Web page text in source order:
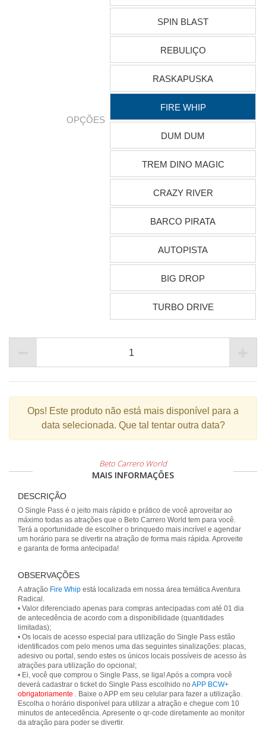
OPÇÕES
SPIN BLAST
REBULIÇO
RASKAPUSKA
FIRE WHIP
DUM DUM
TREM DINO MAGIC
CRAZY RIVER
BARCO PIRATA
AUTOPISTA
BIG DROP
TURBO DRIVE
Ops! Este produto não está mais disponível para a
data selecionada. Que tal tentar outra data?
Beto Carrero World
MAIS INFORMAÇÕES
DESCRIÇÃO
O Single Pass é o jeito mais rápido e prático de você aproveitar ao
máximo todas as atrações que o Beto Carrero World tem para você.
Terá a oportunidade de escolher o brinquedo mais incrível e agendar
um horário para se divertir na atração de forma mais rápida. Aproveite
e garanta de forma antecipada!
OBSERVAÇÕES
A atração Fire Whip está localizada em nossa área temática Aventura
Radical.
• Valor diferenciado apenas para compras antecipadas com até 01 dia
de antecedência de acordo com a disponibilidade (quantidades
limitadas);
• Os locais de acesso especial para utilização do Single Pass estão
identificados com pelo menos uma das seguintes sinalizações: placas,
adesivo ou portal, sendo estes os únicos locais possíveis de acesso às
atrações para utilização do opcional;
• Ei, você que comprou o Single Pass, se liga! Após a compra você
deverá cadastrar o ticket do Single Pass escolhido no APP BCW+
obrigatoriamente . Baixe o APP em seu celular para fazer a utilização.
Escolha o horário disponível para utilizar a atração e chegue com 10
minutos de antecedência. Apresente o qr-code diretamente ao monitor
da atração para poder se divertir.